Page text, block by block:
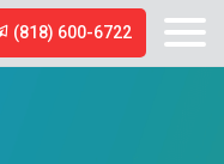
(818) 600-6722